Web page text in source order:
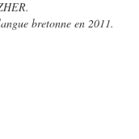
bretonne en 2011.